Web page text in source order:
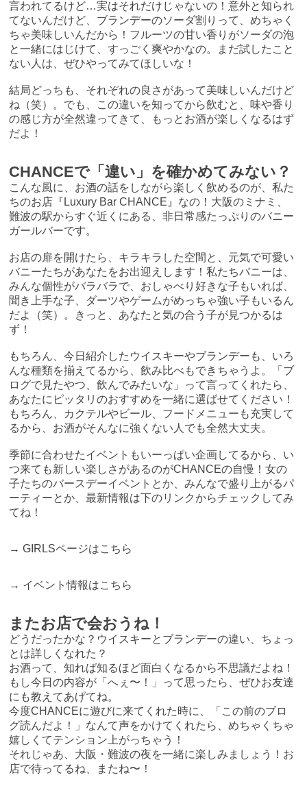
言われてるけど…実はそれだけじゃないの！意外と知られ
てないんだけど、ブランデーのソーダ割りって、めちゃく
ちゃ美味しいんだから！フルーツの甘い香りがソーダの泡
と一緒にはじけて、すっごく爽やかなの。まだ試したこと
ない人は、ぜひやってみてほしいな！
結局どっちも、それぞれの良さがあって美味しいんだけど
ね（笑）。でも、この違いを知ってから飲むと、味や香り
の感じ方が全然違ってきて、もっとお酒が楽しくなるはず
だよ！
CHANCEで「違い」を確かめてみない？
こんな風に、お酒の話をしながら楽しく飲めるのが、私た
ちのお店『Luxury Bar CHANCE』なの！大阪のミナミ、
難波の駅からすぐ近くにある、非日常感たっぷりのバニー
ガールバーです。
お店の扉を開けたら、キラキラした空間と、元気で可愛い
バニーたちがあなたをお出迎えします！私たちバニーは、
みんな個性がバラバラで、おしゃべり好きな子もいれば、
聞き上手な子、ダーツやゲームがめっちゃ強い子もいるん
だよ（笑）。きっと、あなたと気の合う子が見つかるは
ず！
もちろん、今日紹介したウイスキーやブランデーも、いろ
んな種類を揃えてるから、飲み比べもできちゃうよ。「ブ
ログで見たやつ、飲んでみたいな」って言ってくれたら、
あなたにピッタリのおすすめを一緒に選ばせてください！
もちろん、カクテルやビール、フードメニューも充実して
るから、お酒がそんなに強くない人でも全然大丈夫。
季節に合わせたイベントもいーっぱい企画してるから、い
つ来ても新しい楽しさがあるのがCHANCEの自慢！女の
子たちのバースデーイベントとか、みんなで盛り上がるパ
ーティーとか、最新情報は下のリンクからチェックしてみ
てね！
→GIRLSページはこちら
→ イベント情報はこちら
またお店で会おうね！
どうだったかな？ウイスキーとブランデーの違い、ちょっ
とは詳しくなれた？
お酒って、知れば知るほど面白くなるから不思議だよね！
もし今日の内容が「へぇ〜！」って思ったら、ぜひお友達
にも教えてあげてね。
今度CHANCEに遊びに来てくれた時に、「この前のブロ
グ読んだよ！」なんて声をかけてくれたら、めちゃくちゃ
嬉しくてテンション上がっちゃう！
それじゃあ、大阪・難波の夜を一緒に楽しみましょう！お
店で待ってるね、またね〜！